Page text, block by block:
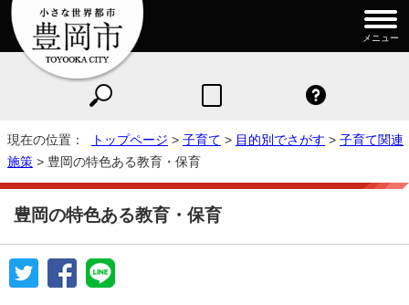
メニュー
現在の位置： トップページ > 子育て > 目的別でさがす > 子育て関連
施策 > 豊岡の特色ある教育・保育
豊岡の特色ある教育・保育